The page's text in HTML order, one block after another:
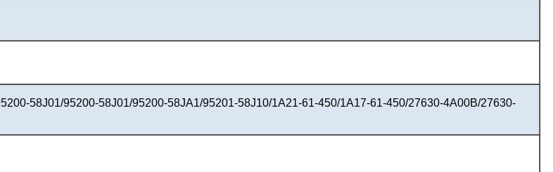
58J01/95200-58J01/95200-58JA1/95201-58J10/1A21-61-450/1A17-61-450/27630-4A00B/27630-